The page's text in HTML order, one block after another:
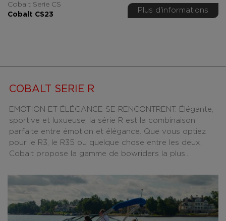
Cobalt Serie CS
Cobalt CS23
Plus d'informations
COBALT SERIE R
EMOTION ET ÉLÉGANCE SE RENCONTRENT. Élégante,
sportive et luxueuse, la série R est la combinaison
parfaite entre émotion et élégance. Que vous optiez
pour le R3, le R35 ou quelque chose entre les deux,
Cobalt propose la gamme de bowriders la plus...